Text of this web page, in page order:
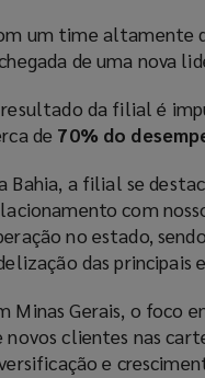
um time altamente
de uma nova
da filial é
de 70% do
Bahia, a filial se
com
no estado,
das principais
Minas Gerais, o foco
novos clientes nas
e